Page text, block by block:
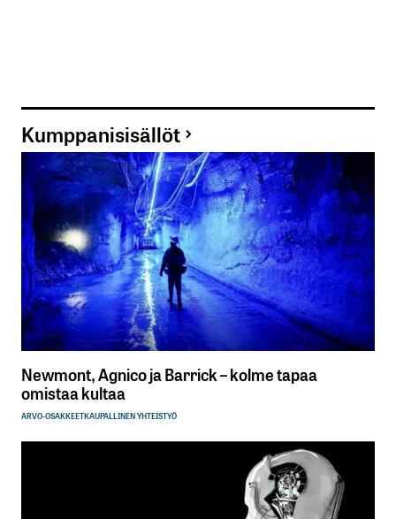
Kumppanisisällöt
Newmont, Agnico ja Barrick – kolme tapaa
omistaa kultaa
ARVO-OSAKKEETKAUPALLINEN YHTEISTYÖ